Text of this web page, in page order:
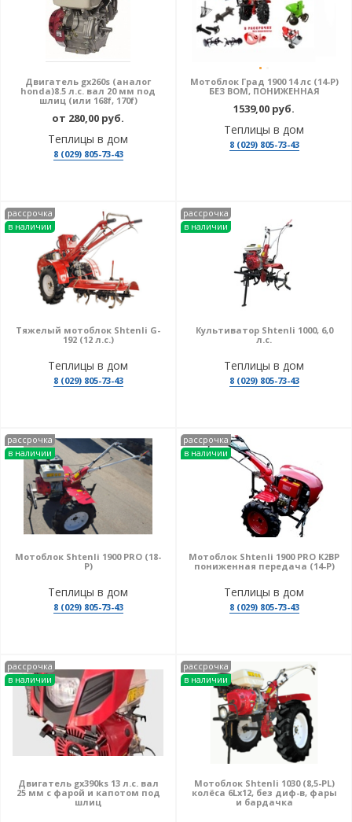
Двигатель gx260s (аналог
honda)8.5 л.с. вал 20 мм под
шлиц (или 168f, 170f)
от 280,00 руб.
Теплицы в дом
8 (029) 805-73-43
Мотоблок Град 1900 14 лс (14-P)
БЕЗ ВОМ, ПОНИЖЕННАЯ
1539,00 руб.
Теплицы в дом
8 (029) 805-73-43
рассрочка
в наличии
Тяжелый мотоблок Shtenli G-
192 (12 л.с.)
Теплицы в дом
8 (029) 805-73-43
рассрочка
в наличии
Культиватор Shtenli 1000, 6,0
л.с.
Теплицы в дом
8 (029) 805-73-43
рассрочка
в наличии
Мотоблок Shtenli 1900 PRO (18-
P)
Теплицы в дом
8 (029) 805-73-43
рассрочка
в наличии
Мотоблок Shtenli 1900 PRO К2ВР
пониженная передача (14-P)
Теплицы в дом
8 (029) 805-73-43
рассрочка
в наличии
Двигатель gx390ks 13 л.с. вал
25 мм с фарой и капотом под
шлиц
рассрочка
в наличии
Мотоблок Shtenli 1030 (8,5-PL)
колёса 6Lх12, без диф-в, фары
и бардачка